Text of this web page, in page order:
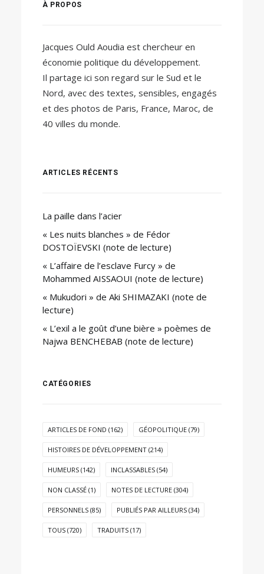
À PROPOS
Jacques Ould Aoudia est chercheur en
économie politique du développement.
Il partage ici son regard sur le Sud et le
Nord, avec des textes, sensibles, engagés
et des photos de Paris, France, Maroc, de
40 villes du monde.
ARTICLES RÉCENTS
La paille dans l’acier
« Les nuits blanches » de Fédor
DOSTOÏEVSKI (note de lecture)
« L’affaire de l’esclave Furcy » de
Mohammed AISSAOUI (note de lecture)
« Mukudori » de Aki SHIMAZAKI (note de
lecture)
« L’exil a le goût d’une bière » poèmes de
Najwa BENCHEBAB (note de lecture)
CATÉGORIES
ARTICLES DE FOND (162) GÉOPOLITIQUE (79)
HISTOIRES DE DÉVELOPPEMENT (214)
HUMEURS (142) INCLASSABLES (54)
NON CLASSÉ (1) NOTES DE LECTURE (304)
PERSONNELS (85) PUBLIÉS PAR AILLEURS (34)
TOUS (720) TRADUITS (17)